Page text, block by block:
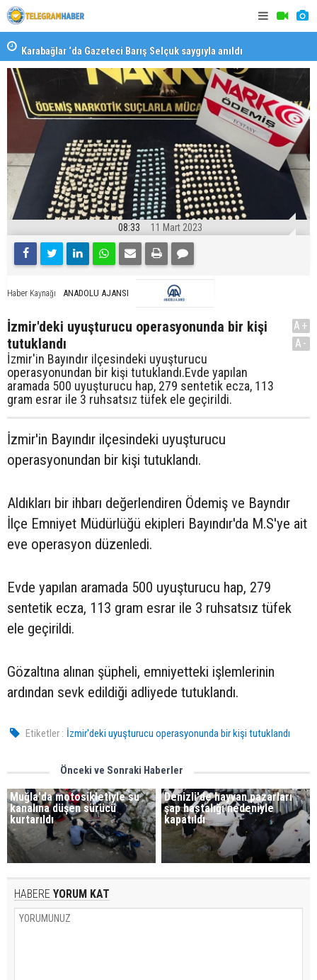
Karabağlar ‘da Gazeteci Barış Selçuk saygıyla anıldı
08:33 11 Mart 2023
Haber Kaynağı ANADOLU AJANSI
İzmir'deki uyuşturucu operasyonunda bir kişi
tutuklandı
İzmir'in Bayındır ilçesindeki uyuşturucu
operasyonundan bir kişi tutuklandı.Evde yapılan
aramada 500 uyuşturucu hap, 279 sentetik ecza, 113
gram esrar ile 3 ruhsatsız tüfek ele geçirildi.
A+
A-
İzmir'in Bayındır ilçesindeki uyuşturucu
operasyonundan bir kişi tutuklandı.
Aldıkları bir ihbarı değerlendiren Ödemiş ve Bayndır
İlçe Emniyet Müdürlüğü ekipleri Bayındır'da M.S'ye ait
eve operasyon düzenledi.
Evde yapılan aramada 500 uyuşturucu hap, 279
sentetik ecza, 113 gram esrar ile 3 ruhsatsız tüfek
ele geçirildi.
Gözaltına alınan şüpheli, emniyetteki işlemlerinin
ardından sevk edildiği adliyede tutuklandı.
Etiketler : İzmir'deki uyuşturucu operasyonunda bir kişi tutuklandı
Önceki ve Sonraki Haberler
Muğla'da motosikletiyle su
kanalına düşen sürücü
kurtarıldı
Denizli'de hayvan pazarları
şap hastalığı nedeniyle
kapatıldı
HABERE YORUM KAT